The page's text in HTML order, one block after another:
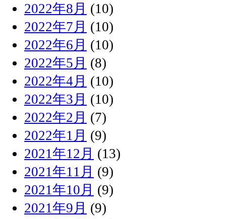
2022年8月 (10)
2022年7月 (10)
2022年6月 (10)
2022年5月 (8)
2022年4月 (10)
2022年3月 (10)
2022年2月 (7)
2022年1月 (9)
2021年12月 (13)
2021年11月 (9)
2021年10月 (9)
2021年9月 (9)